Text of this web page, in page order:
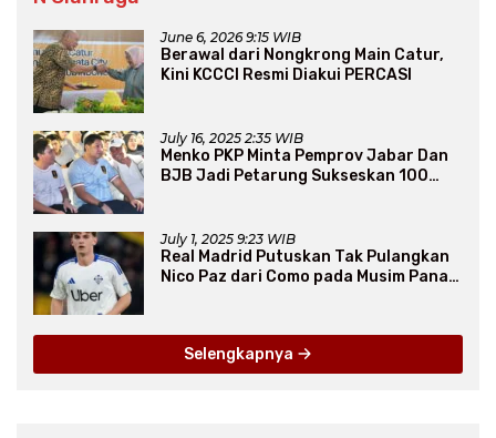
June 6, 2026 9:15 WIB
Berawal dari Nongkrong Main Catur,
Kini KCCCI Resmi Diakui PERCASI
July 16, 2025 2:35 WIB
Menko PKP Minta Pemprov Jabar Dan
BJB Jadi Petarung Sukseskan 100
July 1, 2025 9:23 WIB
Real Madrid Putuskan Tak Pulangkan
Nico Paz dari Como pada Musim Panas
Selengkapnya